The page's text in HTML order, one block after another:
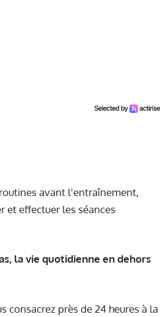
avant l'entraînement,
et effectuer les séances
la vie quotidienne en dehors
consacrez près de 24 heures à la